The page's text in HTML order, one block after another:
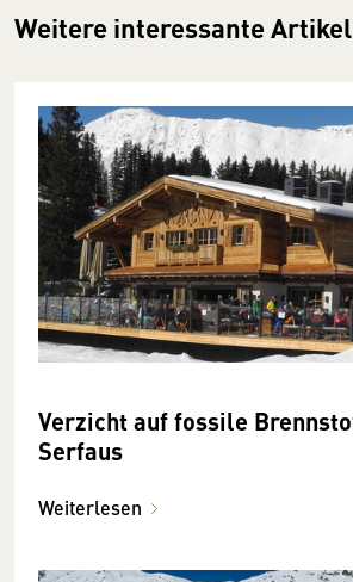
Weitere interessante Artikel
Verzicht auf fossile Brennstoffe in
Serfaus
Weiterlesen